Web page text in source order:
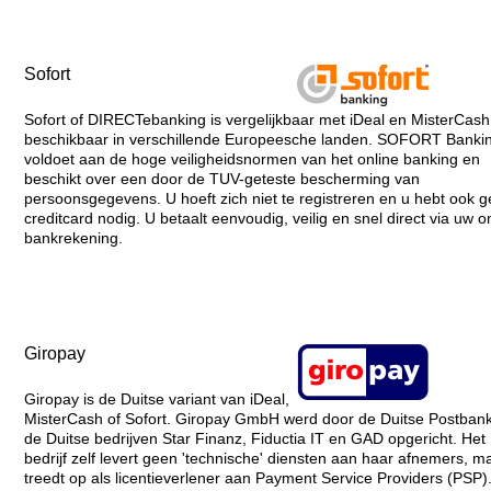
Sofort
Sofort of DIRECTebanking is vergelijkbaar met iDeal en
beschikbaar in verschillende Europeesche landen. SOFORT
voldoet aan de hoge veiligheidsnormen van het online banking en
beschikt over een door de TUV-geteste bescherming van
persoonsgegevens. U hoeft zich niet te registreren en u hebt ook
creditcard nodig. U betaalt eenvoudig, veilig en snel direct via uw
bankrekening.
Giropay
Giropay is de Duitse variant van iDeal,
MisterCash of Sofort. Giropay GmbH werd door de Duitse
de Duitse bedrijven Star Finanz, Fiductia IT en GAD opgericht. Het
bedrijf zelf levert geen 'technische' diensten aan haar afnemers,
treedt op als licentieverlener aan Payment Service Providers